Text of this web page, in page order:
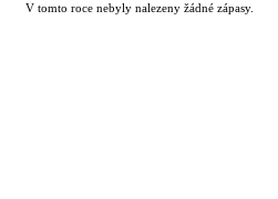
V tomto roce nebyly nalezeny žádné zápasy.